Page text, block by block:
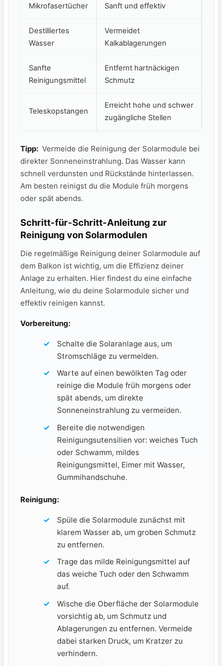
Mikrofasertücher Sanft und effektiv
Destilliertes
Wasser
Vermeidet
Kalkablagerungen
Sanfte
Reinigungsmittel
Entfernt hartnäckigen
Schmutz
Teleskopstangen
Erreicht‌ hohe‌ und schwer
zugängliche Stellen
Tipp: ⁤ Vermeide die Reinigung der​ Solarmodule ​bei
direkter Sonneneinstrahlung. Das Wasser⁣ kann
schnell verdunsten ‌und Rückstände hinterlassen.
Am ‌besten reinigst du die Module früh morgens‌
oder spät‍ abends.
Schritt-für-Schritt-Anleitung zur
Reinigung von Solarmodulen
Die regelmäßige Reinigung‍ deiner Solarmodule⁤ auf
dem Balkon ist wichtig, um die Effizienz‍ deiner
Anlage zu erhalten. Hier findest du eine einfache⁤
Anleitung, ⁤wie du deine Solarmodule ⁢sicher und
effektiv reinigen kannst.
Vorbereitung:
Schalte die Solaranlage aus, um⁢
Stromschläge zu vermeiden.
Warte auf einen bewölkten ⁤Tag​ oder
reinige die ⁤Module früh morgens oder
spät abends, um direkte
⁤Sonneneinstrahlung ​zu vermeiden.
Bereite die notwendigen‍
Reinigungsutensilien vor: ⁣weiches Tuch
oder Schwamm, mildes
Reinigungsmittel, Eimer mit Wasser,⁣
Gummihandschuhe.
Reinigung:
Spüle die Solarmodule zunächst mit
klarem Wasser ab, um groben Schmutz
zu entfernen.
Trage das milde Reinigungsmittel auf⁣
das ‌weiche ⁢Tuch oder den ⁣Schwamm
auf.
Wische die Oberfläche der Solarmodule
vorsichtig ab, ​um Schmutz und
Ablagerungen zu entfernen. Vermeide⁣
dabei ‌starken Druck, um Kratzer zu
verhindern.